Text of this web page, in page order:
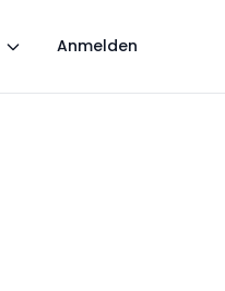
Anmelden